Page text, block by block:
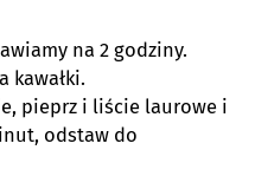
na 2 godziny.
kawałki.
pieprz i liście laurowe i
odstaw do